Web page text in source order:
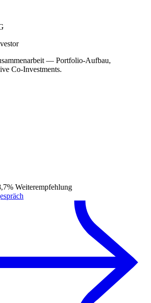
— Portfolio-Aufbau,
Co-Investments.
Weiterempfehlung